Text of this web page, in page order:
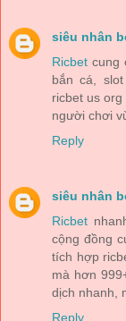
siêu nhân
Ricbet cung
bắn cá,
ricbet us
người chơi
Reply
siêu nhân
Ricbet
cộng đồng
tích hợp
mà hơn
dịch nhanh,
Reply